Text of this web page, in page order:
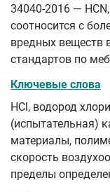
34040-2016 —
соотносится с
вредных веществ
стандартов по
Ключевые слова
HCl, водород
(испытательная)
материалы,
скорость
пределы